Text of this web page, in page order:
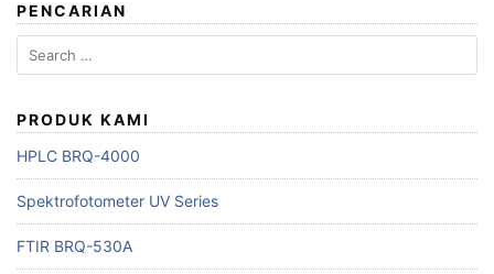
PENCARIAN
Search
for:
PRODUK KAMI
HPLC BRQ-4000
Spektrofotometer UV Series
FTIR BRQ-530A